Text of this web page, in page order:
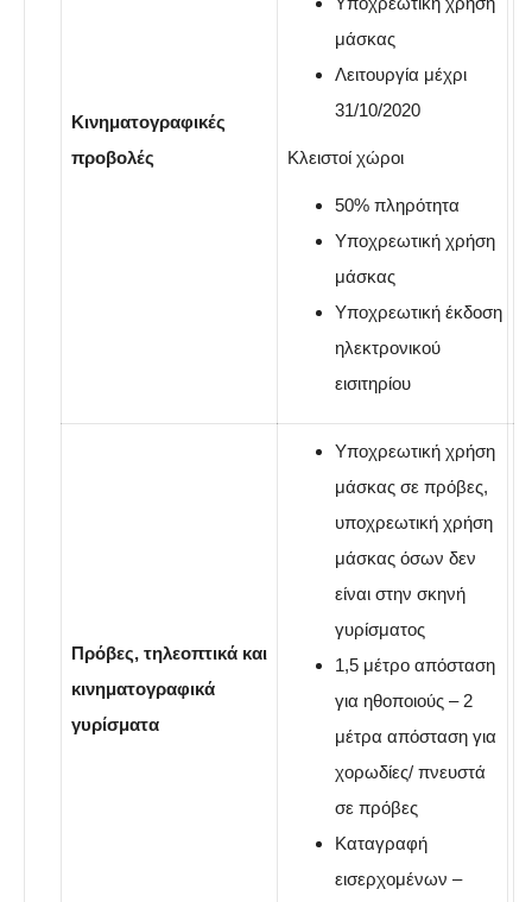
Κινηματογραφικές
προβολές
μάσκας
Λειτουργία μέχρι
31/10/2020
Κλειστοί χώροι
50% πληρότητα
Yποχρεωτική χρήση
μάσκας
Υποχρεωτική έκδοση
ηλεκτρονικού
εισιτηρίου
Πρόβες, τηλεοπτικά και
κινηματογραφικά
γυρίσματα
Yποχρεωτική χρήση
μάσκας σε πρόβες,
υποχρεωτική χρήση
μάσκας όσων δεν
είναι στην σκηνή
γυρίσματος
1,5 μέτρο απόσταση
για ηθοποιούς – 2
μέτρα απόσταση για
χορωδίες/ πνευστά
σε πρόβες
Καταγραφή
εισερχομένων –